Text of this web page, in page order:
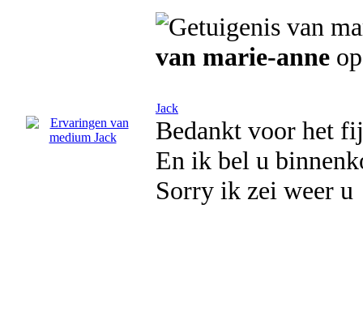
van marie-anne
Jack
Bedankt voor het
En ik bel u
Sorry ik zei weer u